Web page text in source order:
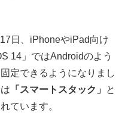
日、iPhoneやiPad向け
14」ではAndroidのよう
定できるようになりまし
「スマートスタック」
と
ています。